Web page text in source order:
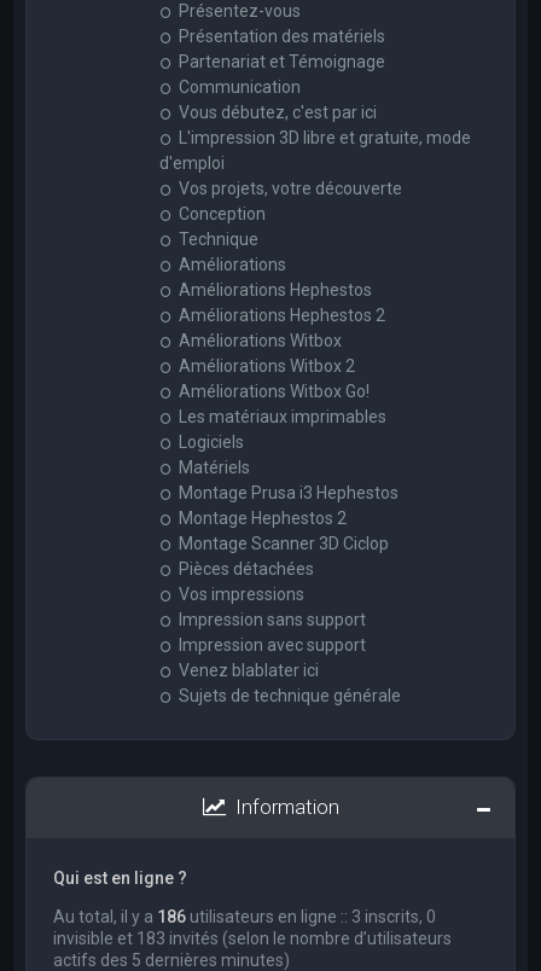
Présentez-vous
Présentation des matériels
Partenariat et Témoignage
Communication
Vous débutez, c'est par ici
L'impression 3D libre et gratuite, mode
d'emploi
Vos projets, votre découverte
Conception
Technique
Améliorations
Améliorations Hephestos
Améliorations Hephestos 2
Améliorations Witbox
Améliorations Witbox 2
Améliorations Witbox Go!
Les matériaux imprimables
Logiciels
Matériels
Montage Prusa i3 Hephestos
Montage Hephestos 2
Montage Scanner 3D Ciclop
Pièces détachées
Vos impressions
Impression sans support
Impression avec support
Venez blablater ici
Sujets de technique générale
Information
Qui est en ligne ?
Au total, il y a 186 utilisateurs en ligne :: 3 inscrits, 0
invisible et 183 invités (selon le nombre d’utilisateurs
actifs des 5 dernières minutes)